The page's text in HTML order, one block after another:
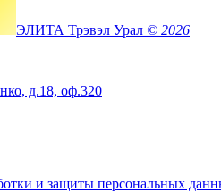
ЭЛИТА Трэвэл Урал © 2026
д.18, оф.320
и защиты персональных